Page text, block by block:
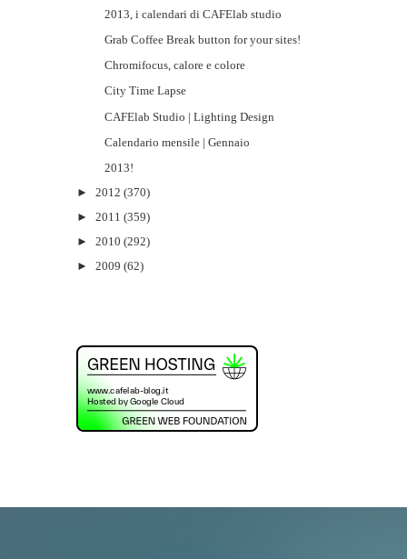
2013, i calendari di CAFElab studio
Grab Coffee Break button for your sites!
Chromifocus, calore e colore
City Time Lapse
CAFElab Studio | Lighting Design
Calendario mensile | Gennaio
2013!
► 2012 (370)
► 2011 (359)
► 2010 (292)
► 2009 (62)